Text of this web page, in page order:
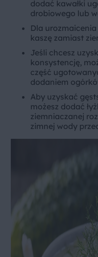
dodać kawałki
drobiowego lub
Dla
kaszę zamiast
Jeśli chcesz
konsystencję,
część
dodaniem
Aby uzyskać
możesz dodać
ziemniaczanej
zimnej wody